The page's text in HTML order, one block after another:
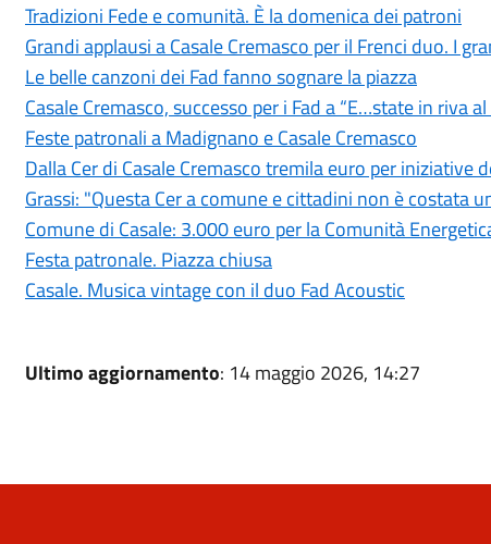
Tradizioni Fede e comunità. È la domenica dei patroni
Grandi applausi a Casale Cremasco per il Frenci duo. I
Le belle canzoni dei Fad fanno sognare la piazza
Casale Cremasco, successo per i Fad a “E…state in riva
Feste patronali a Madignano e Casale Cremasco
Dalla Cer di Casale Cremasco tremila euro per
Grassi: "Questa Cer a comune e cittadini non è costata
Comune di Casale: 3.000 euro per la Comunità
Festa patronale. Piazza chiusa
Casale. Musica vintage con il duo Fad Acoustic
Ultimo aggiornamento: 14 maggio 2026, 14:27